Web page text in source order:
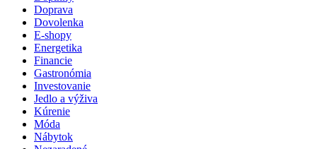
Doprava
Dovolenka
E-shopy
Energetika
Financie
Gastronómia
Investovanie
Jedlo a výživa
Kúrenie
Móda
Nábytok